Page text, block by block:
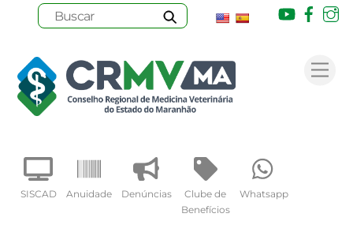
content
SISCAD Anuidade Denúncias
Clube de
Benefícios
Whatsapp
Youtube